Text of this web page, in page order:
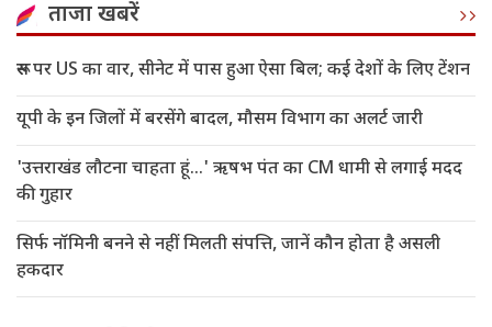
ताजा खबरें
रूस पर US का वार, सीनेट में पास हुआ ऐसा बिल; कई देशों के लिए टेंशन
यूपी के इन जिलों में बरसेंगे बादल, मौसम विभाग का अलर्ट जारी
'उत्तराखंड लौटना चाहता हूं...' ऋषभ पंत का CM धामी से लगाई मदद
की गुहार
सिर्फ नॉमिनी बनने से नहीं मिलती संपत्ति, जानें कौन होता है असली
हकदार